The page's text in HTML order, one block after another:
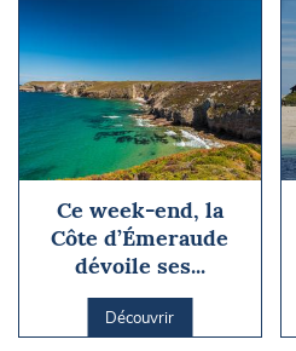
Ce week-end, la
Côte d’Émeraude
dévoile ses...
Découvrir